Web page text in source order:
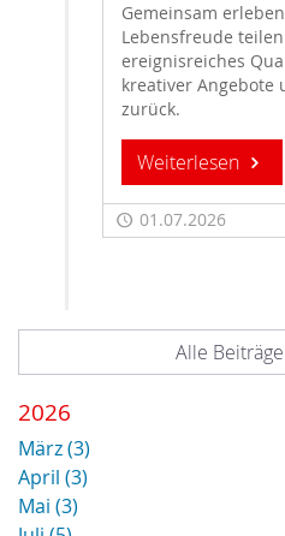
Gemeinsam
Lebensfreude
ereignisreiches
kreativer Angebote
zurück.
Weiterlesen
01.07.2026
Alle
2026
März (3)
April (3)
Mai (3)